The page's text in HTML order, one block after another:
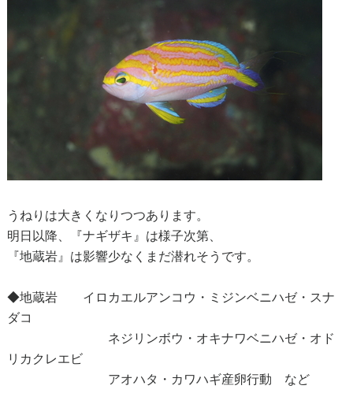
うねりは大きくなりつつあります。
明日以降、『ナギザキ』は様子次第、
『地蔵岩』は影響少なくまだ潜れそうです。
◆地蔵岩 イロカエルアンコウ・ミジンベニハゼ・スナ
ダコ
ネジリンボウ・オキナワベニハゼ・オド
リカクレエビ
アオハタ・カワハギ産卵行動 など